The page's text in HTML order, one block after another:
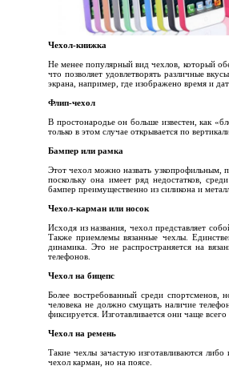
Чехол-книжка
Не менее популярный вид чехлов, который
что позволяет удовлетворять различные
экрана, например, где изображено время и
Флип-чехол
В простонародье он больше известен, как
только в этом случае открывается по
Бампер или рамка
Этот чехол можно назвать узкопрофильным,
поскольку она имеет ряд недостатков,
бампер преимущественно из силикона и
Чехол-карман или носок
Исходя из названия, чехол представляет
Также приемлемы вязанные чехлы.
динамика. Это не распространяется на
телефонов.
Чехол на бицепс
Более востребованный среди
человека не должно смущать наличие
фиксируется. Изготавливается они чаще всего
Чехол на ремень
Такие чехлы зачастую изготавливаются
чехол карман, но на поясе.